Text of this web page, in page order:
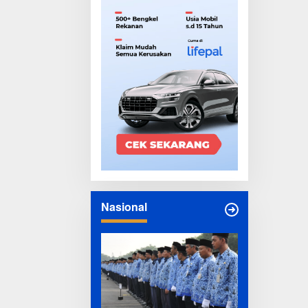
Nasional